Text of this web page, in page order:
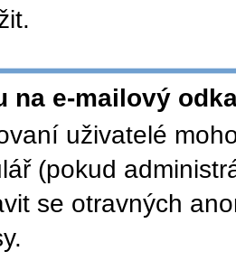
na e-mailový
uživatelé
(pokud
se otravných